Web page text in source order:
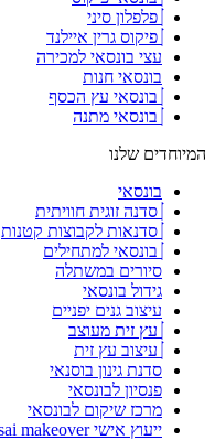
פלפלון סיני
פיקוס גרין איילנד
עצי בונסאי למכירה
בונסאי חנות
בונסאי עץ הכסף
בונסאי מתנה
המיוחדים שלנו
בונסאי
סדנה זוגית חוויתית
סדנאות לקבוצות קטנות
בונסאי למתחילים
סיורים במשתלה
גידול בונסאי
עיצוב גנים יפניים
עץ זית מעוצב
עיצוב עץ זית
סדנת גינון בוסנאי
פנסיון לבונסאי
מרכז שיקום לבונסאי
ייעוץ אישי bonsai makeover